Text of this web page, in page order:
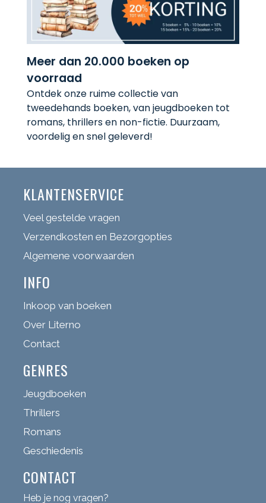
Meer dan 20.000 boeken op
voorraad
Ontdek onze ruime collectie van
tweedehands boeken, van jeugdboeken tot
romans, thrillers en non-fictie. Duurzaam,
voordelig en snel geleverd!
KLANTENSERVICE
Veel gestelde vragen
Verzendkosten en Bezorgopties
Algemene voorwaarden
INFO
Inkoop van boeken
Over Literno
Contact
GENRES
Jeugdboeken
Thrillers
Romans
Geschiedenis
CONTACT
Heb je nog vragen?